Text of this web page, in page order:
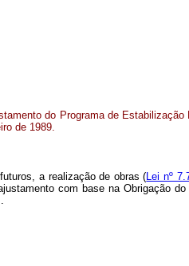
do Programa de
de 1989.
a realização de obras (Lei nº
com base na Obrigação